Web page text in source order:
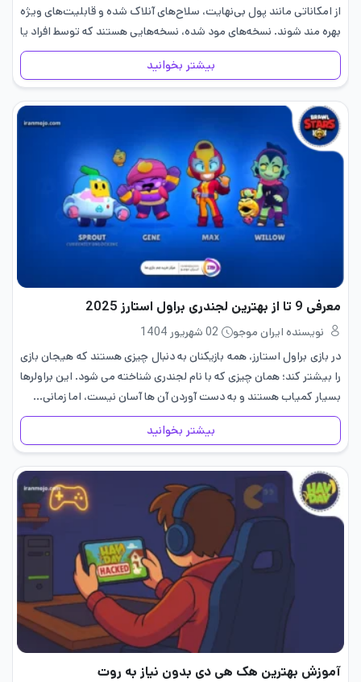
از امکاناتی مانند پول بی‌نهایت، سلاح‌های آنلاک‌ شده و قابلیت‌های ویژه
بهره ‌مند شوند. نسخه‌های مود شده، نسخه‌هایی هستند که توسط افراد یا
گروه‌های غیررسمی تغییر داده شده‌اند…
بیشتر بخوانید
معرفی 9 تا از بهترین لجندری براول استارز 2025
نویسنده ایران موجو
02 شهریور 1404
در بازی براول استارز، همه بازیکنان به دنبال چیزی هستند که هیجان بازی
را بیشتر کند؛ همان چیزی که با نام لجندری شناخته می شود. این براولرها
بسیار کمیاب هستند و به دست آوردن آن ها آسان نیست، اما زمانی…
بیشتر بخوانید
آموزش بهترین هک هی دی بدون نیاز به روت